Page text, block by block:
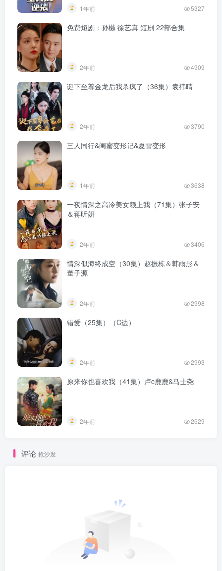
1年前 5327
免费短剧：孙樾 徐艺真 短剧 22部合集
2年前 4909
诞下至尊金龙后我杀疯了（36集）袁祎晴
2年前 3790
三人同行&闺蜜变形记&夏雪变形
1年前 3638
一夜情深之高冷美女赖上我（71集）张子安
＆蒋昕妍
2年前 3406
情深似海终成空（30集）赵振栋＆韩雨彤＆
董子源
2年前 2998
错爱（25集）（C边）
2年前 2993
原来你也喜欢我（41集）卢c鹿鹿&马士尧
2年前 2629
评论 抢沙发